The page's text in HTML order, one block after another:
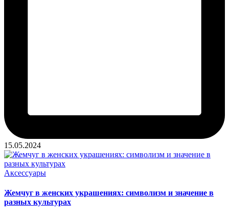
15.05.2024
Опубликовано
Аксессуары
Жемчуг в женских украшениях: символизм и значение в
разных культурах